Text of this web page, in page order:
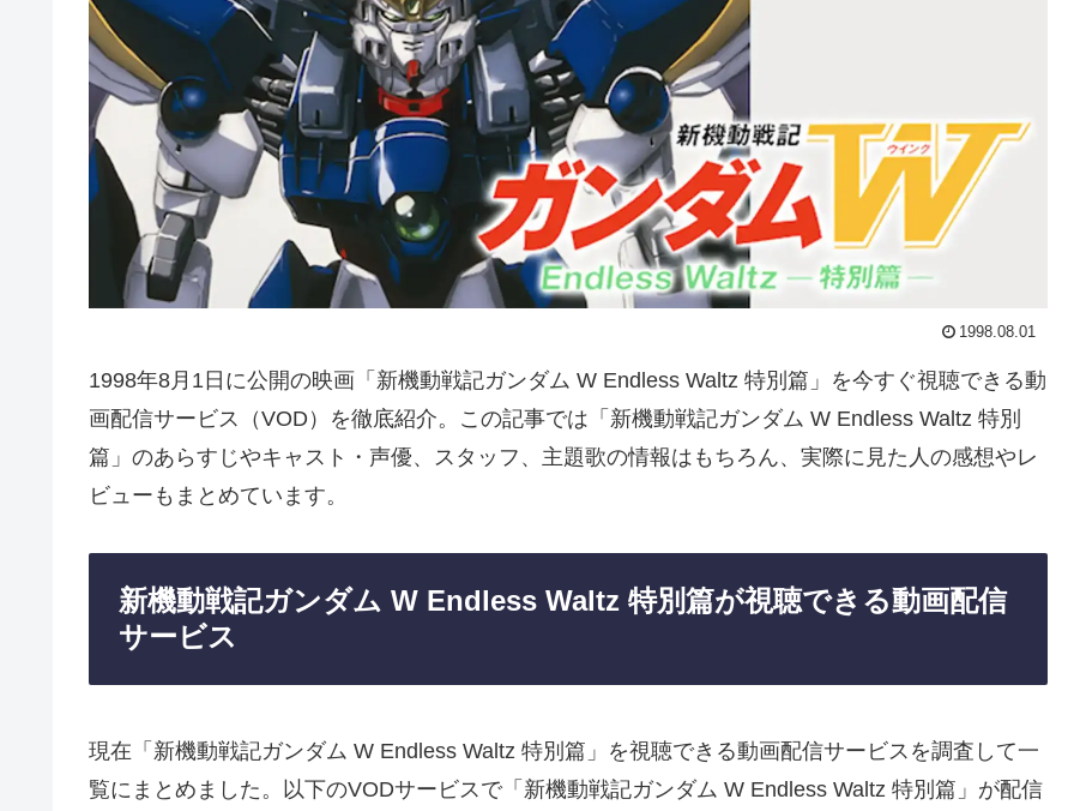
1998.08.01
1998年8月1日に公開の映画「新機動戦記ガンダム W Endless Waltz 特別篇」を今すぐ視聴できる動
画配信サービス（VOD）を徹底紹介。この記事では「新機動戦記ガンダム W Endless Waltz 特別
篇」のあらすじやキャスト・声優、スタッフ、主題歌の情報はもちろん、実際に見た人の感想やレ
ビューもまとめています。
新機動戦記ガンダム W Endless Waltz 特別篇が視聴できる動画配信
サービス
現在「新機動戦記ガンダム W Endless Waltz 特別篇」を視聴できる動画配信サービスを調査して一
覧にまとめました。以下のVODサービスで「新機動戦記ガンダム W Endless Waltz 特別篇」が配信